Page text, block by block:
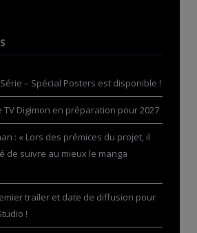
Série – Spécial Posters est disponible !
Digimon en préparation pour 2027
: « Lors des prémices du projet, il
de suivre au mieux le manga
trailer et date de diffusion pour
!